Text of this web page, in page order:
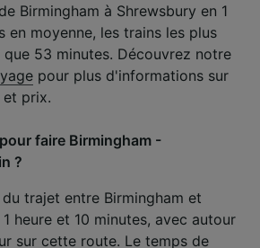
Birmingham à Shrewsbury en 1
en moyenne, les trains les plus
53 minutes. Découvrez notre
pour plus d'informations sur
et prix.
faire Birmingham -
?
trajet entre Birmingham et
heure et 10 minutes, avec autour
sur cette route. Le temps de